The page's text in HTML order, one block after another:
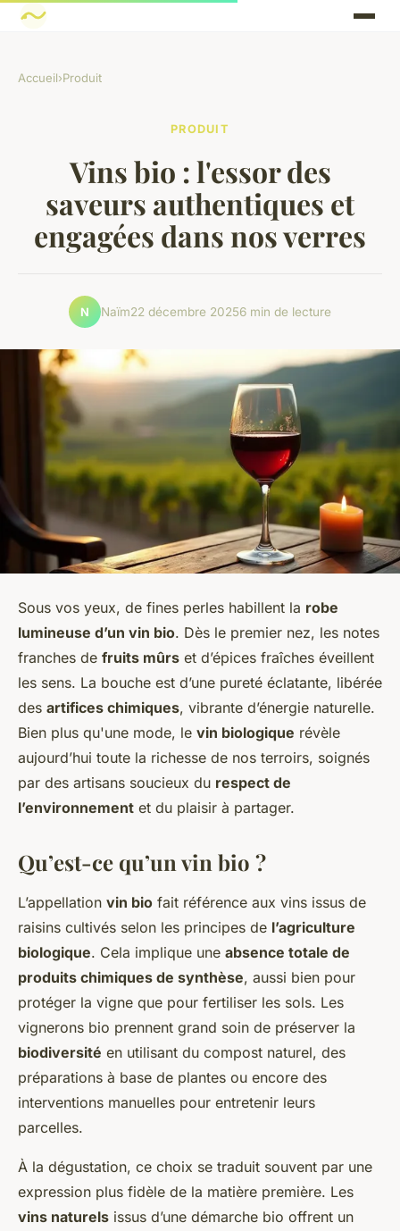
Accueil›Produit
PRODUIT
Vins bio : l'essor des
saveurs authentiques et
engagées dans nos verres
N Naïm22 décembre 20256 min de lecture
Sous vos yeux, de fines perles habillent la robe
lumineuse d’un vin bio. Dès le premier nez, les notes
franches de fruits mûrs et d’épices fraîches éveillent
les sens. La bouche est d’une pureté éclatante, libérée
des artifices chimiques, vibrante d’énergie naturelle.
Bien plus qu'une mode, le vin biologique révèle
aujourd’hui toute la richesse de nos terroirs, soignés
par des artisans soucieux du respect de
l’environnement et du plaisir à partager.
Qu’est-ce qu’un vin bio ?
L’appellation vin bio fait référence aux vins issus de
raisins cultivés selon les principes de l’agriculture
biologique. Cela implique une absence totale de
produits chimiques de synthèse, aussi bien pour
protéger la vigne que pour fertiliser les sols. Les
vignerons bio prennent grand soin de préserver la
biodiversité en utilisant du compost naturel, des
préparations à base de plantes ou encore des
interventions manuelles pour entretenir leurs
parcelles.
À la dégustation, ce choix se traduit souvent par une
expression plus fidèle de la matière première. Les
vins naturels issus d’une démarche bio offrent un